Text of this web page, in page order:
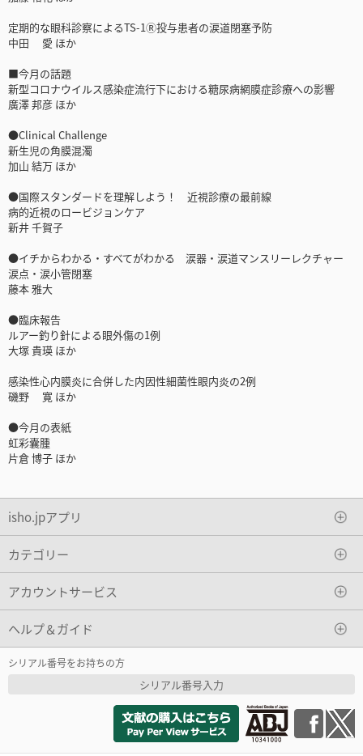
定期的な眼科診察によるTS-1Ⓡ投与患者の涙道閉塞予防
中田 愛 ほか
■今月の話題
新型コロナウイルス感染症流行下における糖尿病網膜症診療への影響
廣澤 邦彦 ほか
●Clinical Challenge
新生児の角膜混濁
加山 結万 ほか
●国際スタンダードを理解しよう！ 近視診療の最前線
病的近視のロービジョンケア
新井 千賀子
●イチからわかる・すべてがわかる 涙器・涙道マンスリーレクチャー
涙点・涙小管閉塞
藤本 雅大
●臨床報告
ルアー釣り針による眼外傷の1例
大塚 貴瑛 ほか
感染性心内膜炎に合併した内因性細菌性眼内炎の2例
磯野 寛 ほか
●今月の表紙
虹彩囊腫
片倉 博子 ほか
isho.jpアプリ
カテゴリー
アカウントサービス
ヘルプ＆ガイド
シリアル番号をお持ちの方
シリアル番号入力